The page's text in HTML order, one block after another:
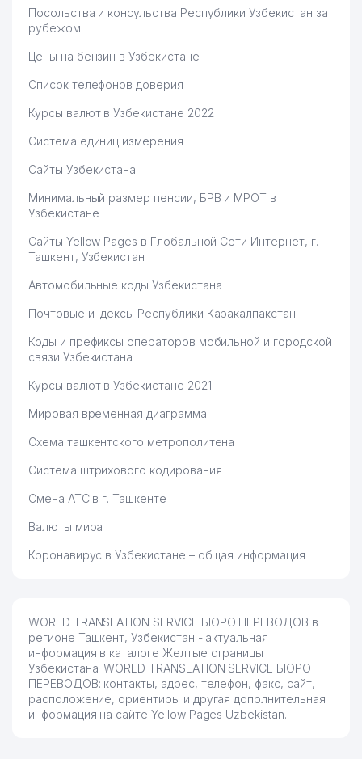
57 GRAND INTER BUILDING ООО 658 м
ООО
59 FOTON АО
UZ TRUCK AND BUS MOTORS
61 INTER FOOD PLYUS ООО
62 INTURSERVIS ООО 710 м
МИНИСТЕРСТВО ЮСТИЦИИ
65
МИНИСТЕРСТВО ПО
РАЗВИТИЮ
ИНФОРМАЦИОННЫХ
ТЕХНОЛОГИЙ И
РЕСПУБЛИКИ УЗБЕКИСТАН
720 м
66
ПОСОЛЬСТВО РЕСПУБЛИКИ
ТЕЛЕФОНЫ ДОВЕРИЯ
РЕСПУБЛИКИ УЗБЕКИСТАН
69
INDORAMA KOKAND TEXTILE
759 м
70
ЭКОНОМИКИ ХОКИМИЯТА г.
ТАШКЕНТА
761 м
71 KAMELOT DENT ООО 773 м
72
МИНИСТЕРСТВО
ИНОСТРАННЫХ ДЕЛ
808 м
Посольства и консульства Республики Узбекистан за
рубежом
Цены на бензин в Узбекистане
Список телефонов доверия
Курсы валют в Узбекистане 2022
Система единиц измерения
Сайты Узбекистана
Минимальный размер пенсии, БРВ и МРОТ в
Узбекистане
Сайты Yellow Pages в Глобальной Сети Интернет, г.
Ташкент, Узбекистан
Автомобильные коды Узбекистана
Почтовые индексы Республики Каракалпакстан
Коды и префиксы операторов мобильной и городской
связи Узбекистана
Курсы валют в Узбекистане 2021
Мировая временная диаграмма
Схема ташкентского метрополитена
Система штрихового кодирования
Смена АТС в г. Ташкенте
Валюты мира
Коронавирус в Узбекистане – общая информация
WORLD TRANSLATION SERVICE БЮРО ПЕРЕВОДОВ в
регионе Ташкент, Узбекистан - актуальная
информация в каталоге Желтые страницы
Узбекистана. WORLD TRANSLATION SERVICE БЮРО
ПЕРЕВОДОВ: контакты, адрес, телефон, факс, сайт,
расположение, ориентиры и другая дополнительная
информация на сайте Yellow Pages Uzbekistan.